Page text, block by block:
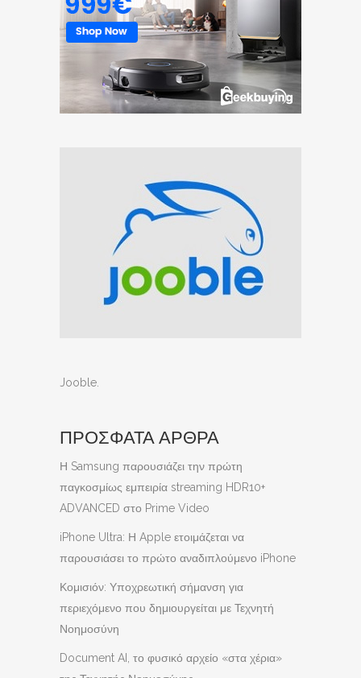
Jooble
ΠΡΟΣΦΑΤΑ ΑΡΘΡΑ
Η Samsung παρουσιάζει την πρώτη
παγκοσμίως εμπειρία streaming HDR10+
ADVANCED στο Prime Video
iPhone Ultra: Η Apple ετοιμάζεται να
παρουσιάσει το πρώτο αναδιπλούμενο iPhone
Κομισιόν: Υποχρεωτική σήμανση για
περιεχόμενο που δημιουργείται με Τεχνητή
Νοημοσύνη
Document AI, το φυσικό αρχείο «στα χέρια»